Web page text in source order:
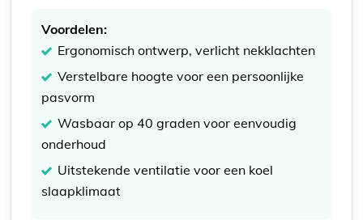
Voordelen:
Ergonomisch ontwerp, verlicht nekklachten
Verstelbare hoogte voor een persoonlijke
pasvorm
Wasbaar op 40 graden voor eenvoudig
onderhoud
Uitstekende ventilatie voor een koel
slaapklimaat